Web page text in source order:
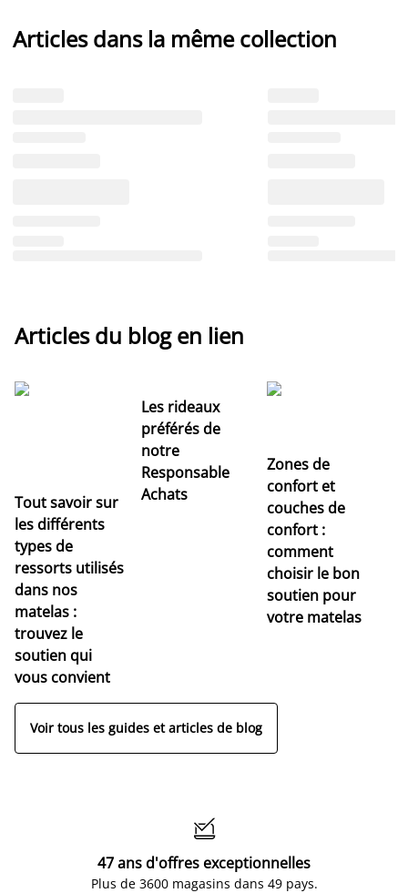
Articles dans la même collection
Articles du blog en lien
Tout savoir sur
les différents
types de
ressorts utilisés
dans nos
matelas :
trouvez le
soutien qui
vous convient
Les rideaux
préférés de
notre
Responsable
Achats
Zones de
confort et
couches de
confort :
comment
choisir le bon
soutien pour
votre matelas
Voir tous les guides et articles de blog

47 ans d'offres exceptionnelles
Plus de 3600 magasins dans 49 pays.